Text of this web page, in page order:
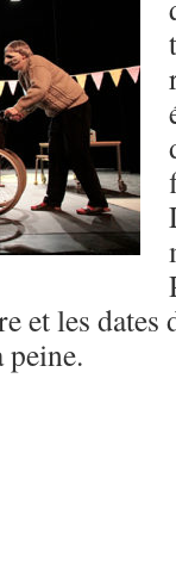
et les dates
peine.